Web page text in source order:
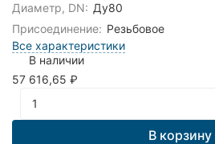
Диаметр, DN: Ду80
Присоединение: Резьбовое
Все характеристики
В наличии
57 616,65 ₽
В корзину